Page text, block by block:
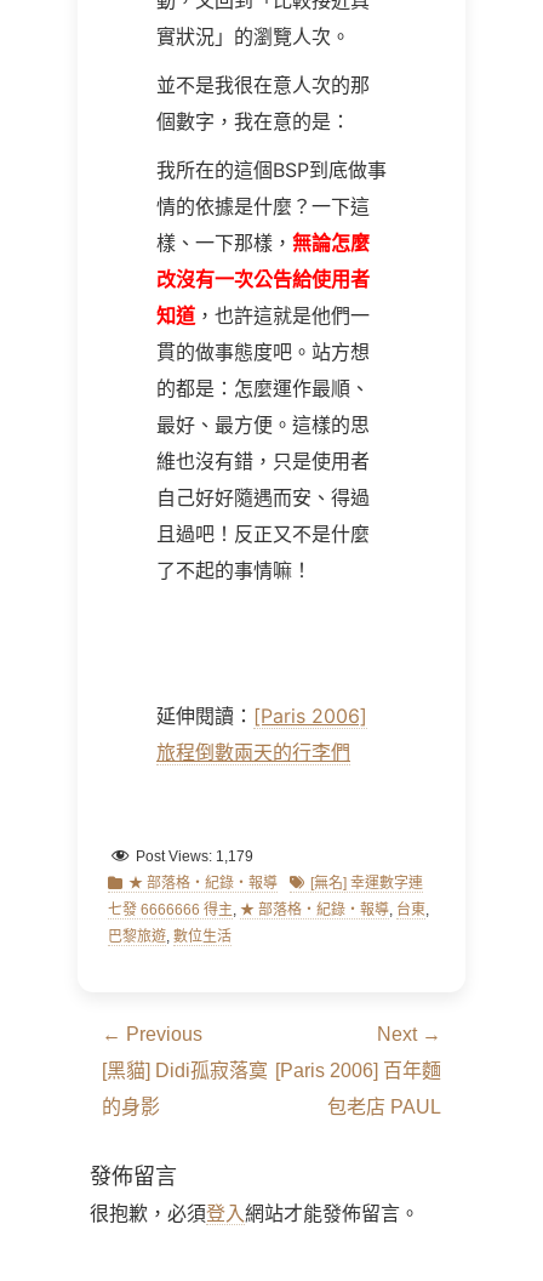
實狀況」的瀏覽人次。
並不是我很在意人次的那
個數字，我在意的是：
我所在的這個BSP到底做事
情的依據是什麼？一下這
樣、一下那樣， 無論怎麼
改沒有一次公告給使用者
知道 ，也許這就是他們一
貫的做事態度吧。站方想
的都是：怎麼運作最順、
最好、最方便。這樣的思
維也沒有錯，只是使用者
自己好好隨遇而安、得過
且過吧！反正又不是什麼
了不起的事情嘛！
延伸閱讀： [Paris 2006]
旅程倒數兩天的行李們
Post Views: 1,179
Categories
★ 部落格‧紀錄‧報導 Tags[無名] 幸運數字連
七發 6666666 得主, ★ 部落格‧紀錄‧報導, 台東,
巴黎旅遊, 數位生活
文
章
導
覽
← Previous
Previous
post:
[黑貓] Didi孤寂落寞
的身影
Next →
Next
[Paris 2006] 百年麵
包老店 PAUL
發佈留言
很抱歉，必須登入網站才能發佈留言。